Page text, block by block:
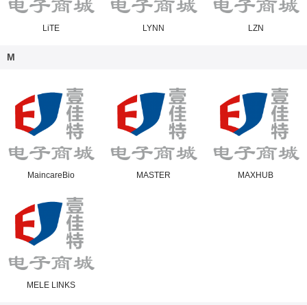
LiTE LYNN LZN
M
MaincareBio MASTER MAXHUB
MELE LINKS